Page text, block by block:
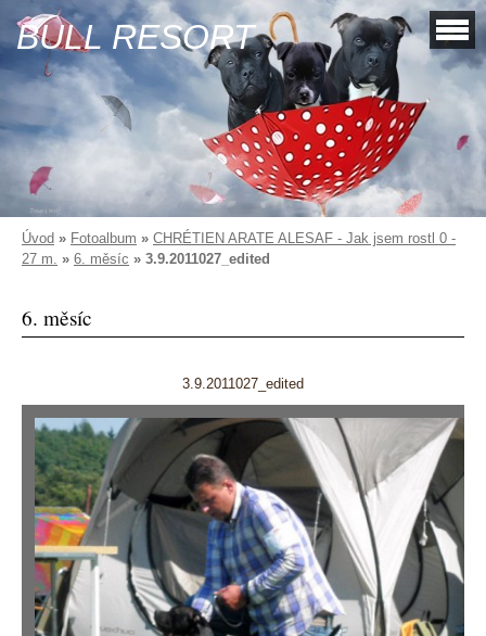
BULL RESORT
Úvod » Fotoalbum » CHRÉTIEN ARATE ALESAF - Jak jsem rostl 0 -
27 m. » 6. měsíc » 3.9.2011027_edited
6. měsíc
3.9.2011027_edited